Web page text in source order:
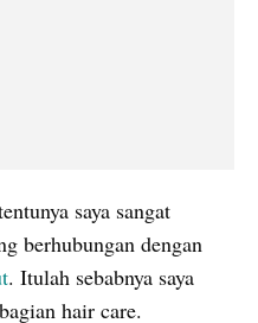
saya sangat
berhubungan dengan
. Itulah sebabnya saya
hair care.